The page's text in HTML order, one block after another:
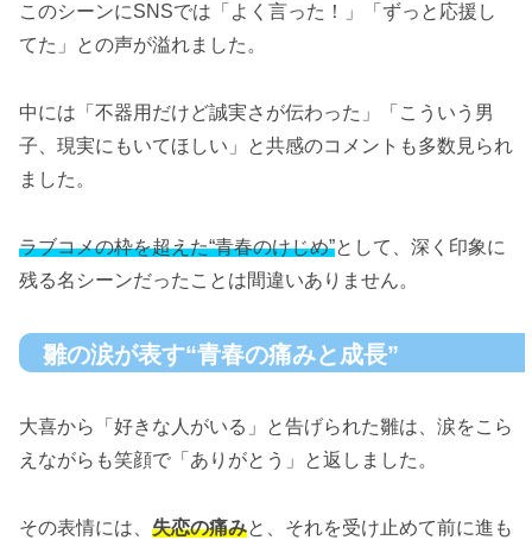
このシーンにSNSでは「よく言った！」「ずっと応援し
てた」との声が溢れました。
中には「不器用だけど誠実さが伝わった」「こういう男
子、現実にもいてほしい」と共感のコメントも多数見られ
ました。
ラブコメの枠を超えた“青春のけじめ”として、深く印象に
残る名シーンだったことは間違いありません。
雛の涙が表す“青春の痛みと成長”
大喜から「好きな人がいる」と告げられた雛は、涙をこら
えながらも笑顔で「ありがとう」と返しました。
その表情には、 失恋の痛みと、それを受け止めて前に進も